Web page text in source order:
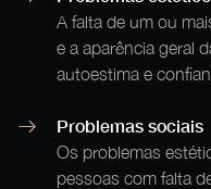
A falta de um ou
e a aparência geral
autoestima e
Problemas sociais
Os problemas
pessoas com falta